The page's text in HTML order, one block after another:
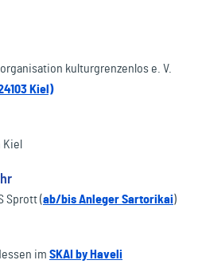
kulturgrenzenlos e. V.
Kiel)
Sprott (ab/bis Anleger Sartorikai)
im SKAI by Haveli